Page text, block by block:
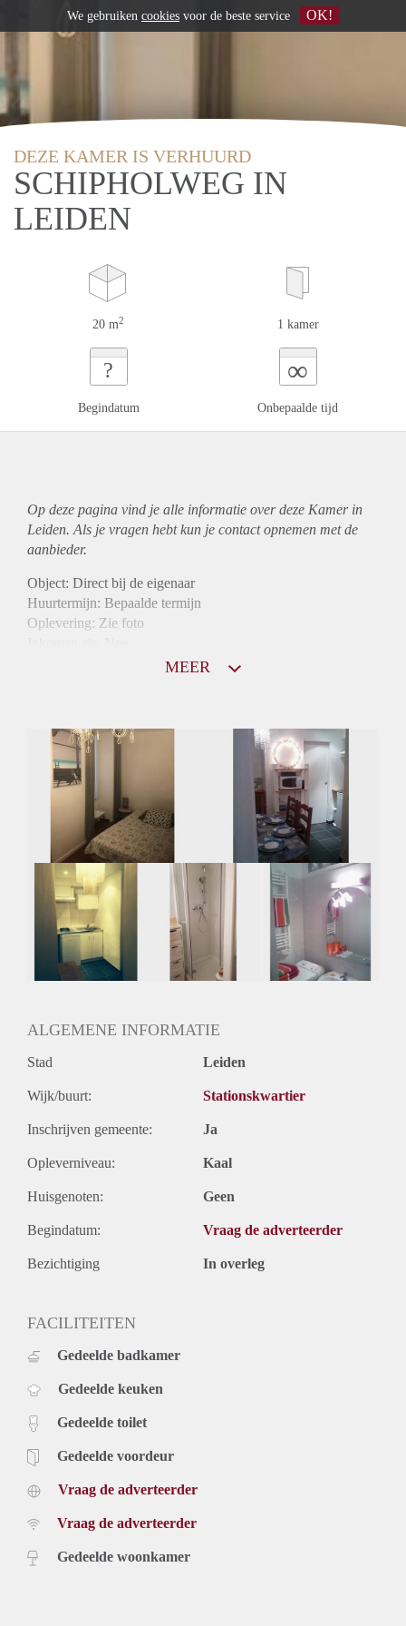
DEZE KAMER IS VERHUURD
SCHIPHOLWEG IN
LEIDEN
20 m2 1 kamer
?
Begindatum
∞
Onbepaalde tijd
Op deze pagina vind je alle informatie over deze Kamer in
Leiden. Als je vragen hebt kun je contact opnemen met de
aanbieder.
Object: Direct bij de eigenaar
Huurtermijn: Bepaalde termijn
Oplevering: Zie foto
Gedeelde Douche: Ja
Gedeelde woonkamer: Ja
Huisgenoten: Ja
Geslacht huisgenoten: Gemengd
MEER
ALGEMENE INFORMATIE
Stad Leiden
Wijk/buurt: Stationskwartier
Inschrijven gemeente: Ja
Opleverniveau: Kaal
Huisgenoten: Geen
Begindatum: Vraag de adverteerder
Bezichtiging In overleg
FACILITEITEN
Gedeelde badkamer
Gedeelde keuken
Gedeelde toilet
Gedeelde voordeur
Vraag de adverteerder
Vraag de adverteerder
Gedeelde woonkamer
We gebruiken cookies voor de beste service OK!